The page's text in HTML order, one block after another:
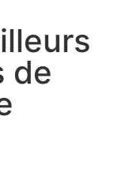
de